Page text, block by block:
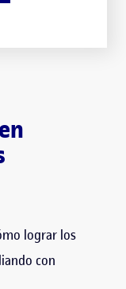
lograr los
con